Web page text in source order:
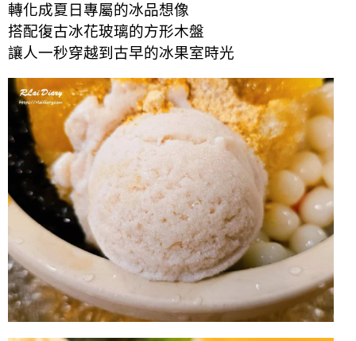
轉化成夏日專屬的冰品想像
搭配復古冰花玻璃的方形木盤
讓人一秒穿越到古早的冰果室時光